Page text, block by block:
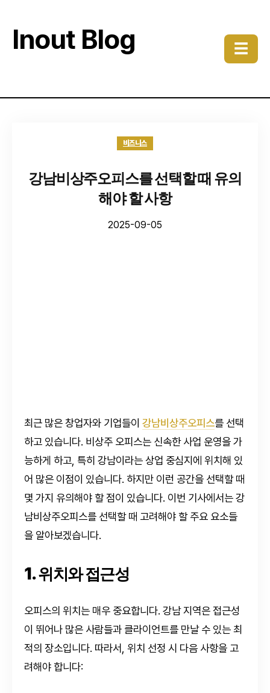
Inout Blog ☰
비즈니스
강남비상주오피스를 선택할 때 유의
해야 할 사항
2025-09-05
최근 많은 창업자와 기업들이 강남비상주오피스를 선택
하고 있습니다. 비상주 오피스는 신속한 사업 운영을 가
능하게 하고, 특히 강남이라는 상업 중심지에 위치해 있
어 많은 이점이 있습니다. 하지만 이런 공간을 선택할 때
몇 가지 유의해야 할 점이 있습니다. 이번 기사에서는 강
남비상주오피스를 선택할 때 고려해야 할 주요 요소들
을 알아보겠습니다.
1. 위치와 접근성
오피스의 위치는 매우 중요합니다. 강남 지역은 접근성
이 뛰어나 많은 사람들과 클라이언트를 만날 수 있는 최
적의 장소입니다. 따라서, 위치 선정 시 다음 사항을 고
려해야 합니다: